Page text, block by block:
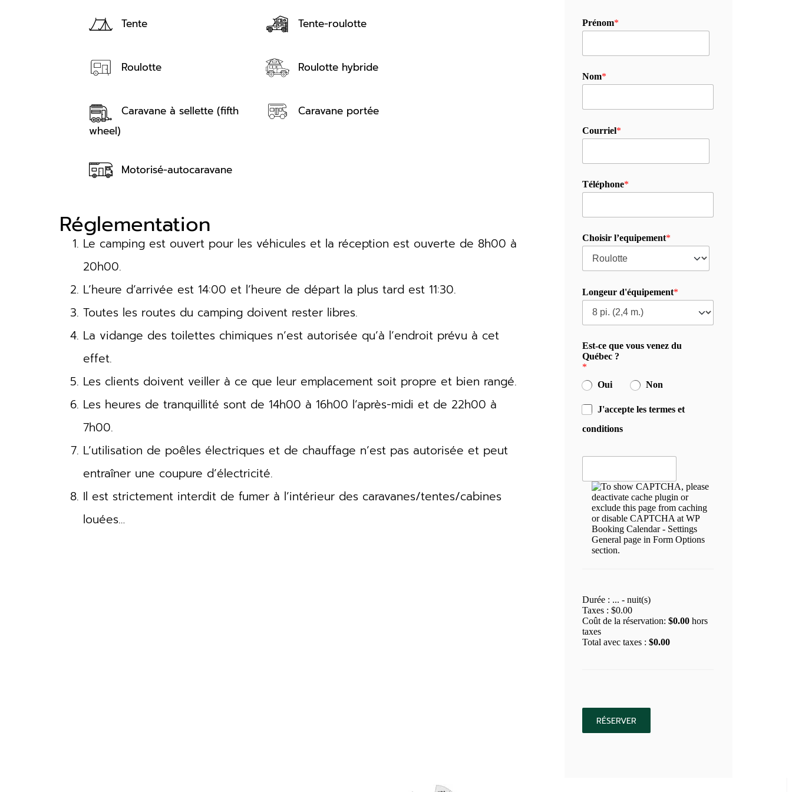
Tente Tente-roulotte
Roulotte Roulotte hybride
Caravane à sellette (fifth
wheel)
Caravane portée
Motorisé-autocaravane
Réglementation
Le camping est ouvert pour les véhicules et la réception est ouverte de 8h00 à
20h00.
L’heure d’arrivée est 14:00 et l’heure de départ la plus tard est 11:30.
Toutes les routes du camping doivent rester libres.
La vidange des toilettes chimiques n’est autorisée qu’à l’endroit prévu à cet
effet.
Les clients doivent veiller à ce que leur emplacement soit propre et bien rangé.
Les heures de tranquillité sont de 14h00 à 16h00 l’après-midi et de 22h00 à
7h00.
L’utilisation de poêles électriques et de chauffage n’est pas autorisée et peut
entraîner une coupure d’électricité.
Il est strictement interdit de fumer à l’intérieur des caravanes/tentes/cabines
louées…
Prénom*
Nom*
Courriel*
Téléphone*
Choisir l’equipement*
Longeur d'équipement*
Est-ce que vous venez du
Québec ?
*
Oui
Non
J'accepte les termes et
conditions
Durée : ... - nuit(s)
Taxes : $0.00
Coût de la réservation: $0.00hors
taxes
Total avec taxes : $0.00